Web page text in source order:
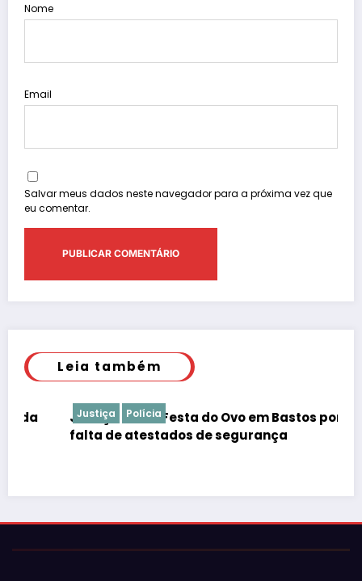
Nome
Email
Salvar meus dados neste navegador para a próxima vez que
eu comentar.
Leia também
Justiça Polícia
Justiça barra Festa do Ovo em Bastos por
falta de atestados de segurança